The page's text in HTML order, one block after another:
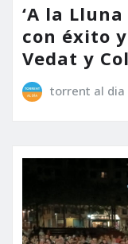
‘A la
con éxito
Vedat y
torrent al dia